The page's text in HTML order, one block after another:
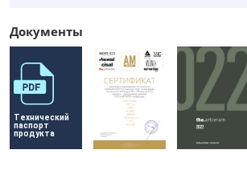
Документы
Технический
паспорт
продукта